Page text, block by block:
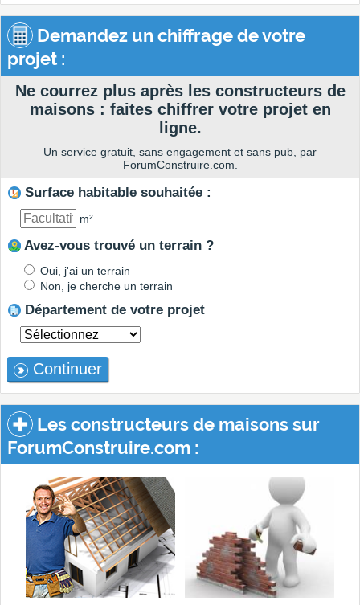
Demandez un chiffrage de votre
projet :
Ne courrez plus après les constructeurs de
maisons : faites chiffrer votre projet en
ligne.
Un service gratuit, sans engagement et sans pub, par
ForumConstruire.com.
Surface habitable souhaitée :
m²
Avez-vous trouvé un terrain ?
Oui, j'ai un terrain
Non, je cherche un terrain
Département de votre projet
Continuer
Les constructeurs de maisons sur
ForumConstruire.com :